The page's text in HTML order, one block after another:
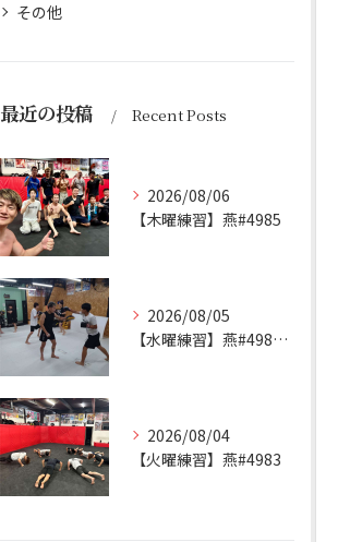
その他
最近の投稿 Recent Posts
2026/08/06
【木曜練習】燕#4985
2026/08/05
【水曜練習】燕#4984見附#492
2026/08/04
【火曜練習】燕#4983